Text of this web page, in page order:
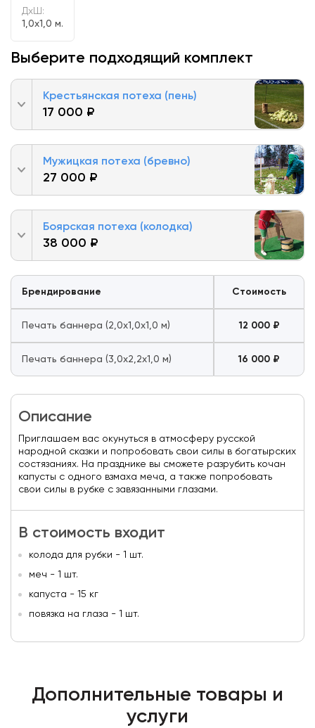
ДxШ:
1,0x1,0 м.
Выберите подходящий комплект
Крестьянская потеха (пень)
17 000 ₽
Мужицкая потеха (бревно)
27 000 ₽
Боярская потеха (колодка)
38 000 ₽
Брендирование Стоимость
Печать баннера (2,0х1,0х1,0 м) 12 000 ₽
Печать баннера (3,0х2,2х1,0 м) 16 000 ₽
Описание
Приглашаем вас окунуться в атмосферу русской
народной сказки и попробовать свои силы в богатырских
состязаниях. На празднике вы сможете разрубить кочан
капусты с одного взмаха меча, а также попробовать
свои силы в рубке с завязанными глазами.
В стоимость входит
колода для рубки - 1 шт.
меч - 1 шт.
капуста - 15 кг
повязка на глаза - 1 шт.
Дополнительные товары и
услуги